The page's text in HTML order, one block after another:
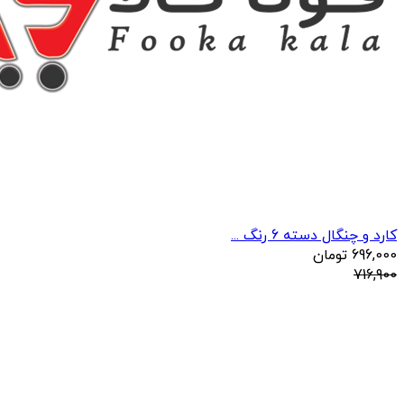
کارد و چنگال دسته 6 رنگ ...
696,000 تومان
716,900